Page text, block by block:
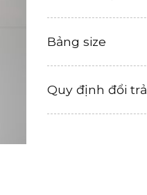
Bảng size
Quy định đổi trả